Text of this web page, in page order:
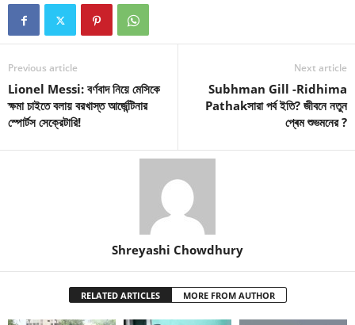
Previous article
Lionel Messi: বর্ণবাদ নিয়ে মেসিকে
ক্ষমা চাইতে বলায় বরখাস্ত আর্জেন্টিনার
স্পোর্টস সেক্রেটারি!
Next article
Subhman Gill -Ridhima
Pathakসারা পর্ব ইতি? জীবনে নতুন
প্ৰেম শুভমনের ?
Shreyashi Chowdhury
RELATED ARTICLES MORE FROM AUTHOR